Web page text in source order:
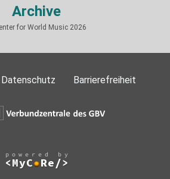
Archive
for World Music 2026
Datenschutz Barrierefreiheit